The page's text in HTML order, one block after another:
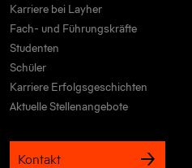
Karriere bei Layher
Fach- und Führungskräfte
Studenten
Schüler
Karriere Erfolgsgeschichten
Aktuelle Stellenangebote
Kontakt